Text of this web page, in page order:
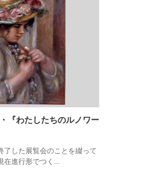
『わたしたちのルノワー
了した展覧会のことを綴って
在進行形でつく...